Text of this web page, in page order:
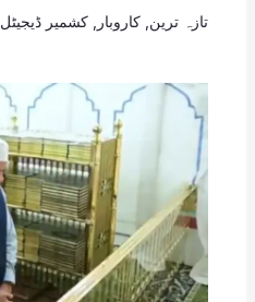
تازہ ترین کاروبار کشمیر ڈیجیٹل